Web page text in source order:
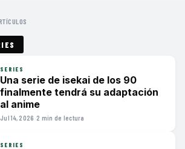
SERIES
Una serie de isekai de los 90
finalmente tendrá su adaptación
al anime
Jul 14, 2026 ·2 min de lectura
SERIES